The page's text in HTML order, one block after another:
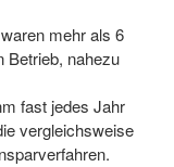
mehr als 6
Betrieb, nahezu
fast jedes Jahr
vergleichsweise